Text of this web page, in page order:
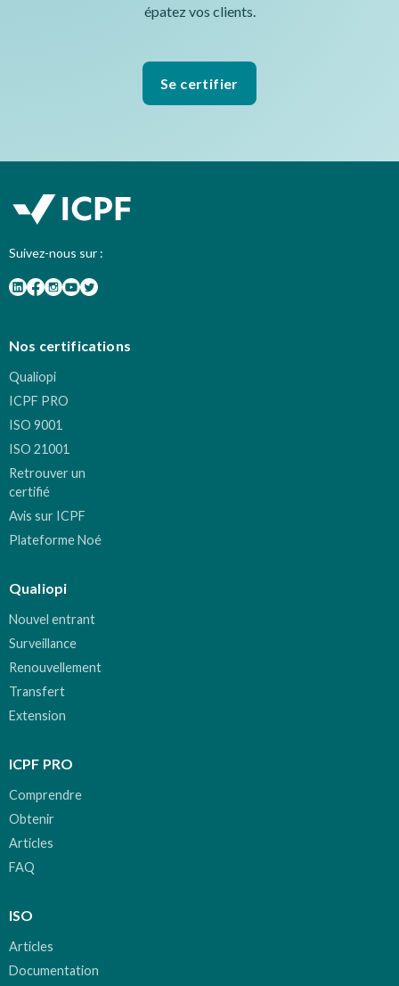
épatez vos clients.
Se certifier
Suivez-nous sur :
Nos certifications
Qualiopi
ICPF PRO
ISO 9001
ISO 21001
Retrouver un
certifié
Avis sur ICPF
Plateforme Noé
Qualiopi
Nouvel entrant
Surveillance
Renouvellement
Transfert
Extension
ICPF PRO
Comprendre
Obtenir
Articles
FAQ
ISO
Articles
Documentation